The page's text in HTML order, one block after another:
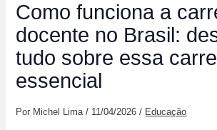
Como funciona a
docente no Brasil:
tudo sobre essa
essencial
Por Michel Lima/ 11/04/2026/ Educação